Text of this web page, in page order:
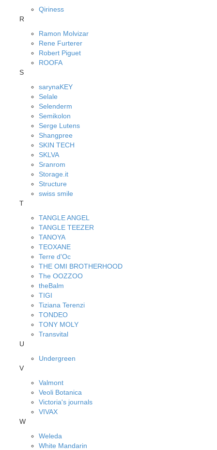
Qiriness
R
Ramon Molvizar
Rene Furterer
Robert Piguet
ROOFA
S
sarynaKEY
Selale
Selenderm
Semikolon
Serge Lutens
Shangpree
SKIN TECH
SKLVA
Sranrom
Storage.it
Structure
swiss smile
T
TANGLE ANGEL
TANGLE TEEZER
TANOYA
TEOXANE
Terre d'Oc
THE OMI BROTHERHOOD
The OOZZOO
theBalm
TIGI
Tiziana Terenzi
TONDEO
TONY MOLY
Transvital
U
Undergreen
V
Valmont
Veoli Botanica
Victoria's journals
VIVAX
W
Weleda
White Mandarin